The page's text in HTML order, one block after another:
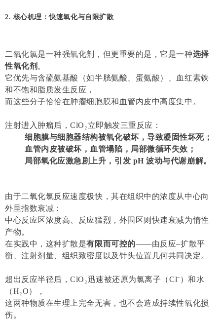
2. 核心机理：快速氧化与自限扩散
二氧化氯是一种强氧化剂，但更重要的是，它是一种选择
性氧化剂 。
它优先与含硫氨基酸（如半胱氨酸、蛋氨酸）、血红素铁
和不饱和脂质发生反应，
而这些分子恰恰在肿瘤细胞膜和血管内皮中高度集中。
注射进入肿瘤后，ClO₂立即触发三重反应：
细胞膜与细胞器结构被氧化破坏，导致凝固性坏死；
血管内皮被破坏，血管塌陷，局部微循环失效；
局部氧化应激急剧上升，引发 pH 波动与代谢崩解。
由于二氧化氯反应速度极快，其在组织中的浓度从中心向
外呈指数衰减：
中心反应区浓度高、反应猛烈，外围区则快速衰减为惰性
产物。
在实践中，这种扩散是有限而可控的——由反应–扩散平
衡、注射剂量、组织致密度以及针头位置几何共同决定。
超出反应半径后，ClO₂迅速被还原为氯离子（Cl⁻）和水
（H₂O），
这两种物质在生理上完全无害，也不会造成持续性氧化损
伤。